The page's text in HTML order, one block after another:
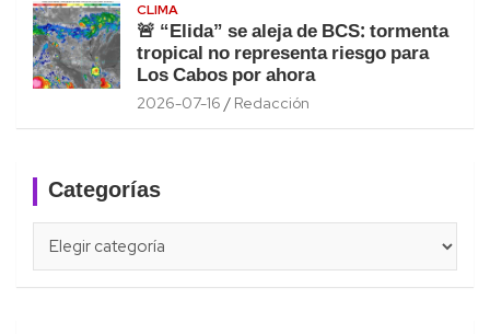
CLIMA
🚨 “Elida” se aleja de BCS: tormenta
tropical no representa riesgo para
Los Cabos por ahora
2026-07-16 Redacción
Categorías